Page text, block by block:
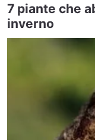
7 piante che
inverno